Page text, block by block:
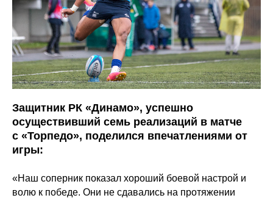
Защитник РК «Динамо», успешно
осуществивший семь реализаций в матче
с «Торпедо», поделился впечатлениями от
игры:
«Наш соперник показал хороший боевой настрой и
волю к победе. Они не сдавались на протяжении